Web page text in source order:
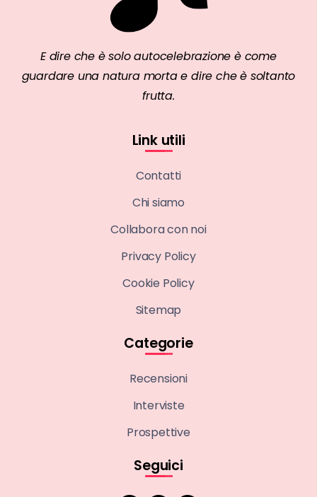
E dire che è solo autocelebrazione è come
guardare una natura morta e dire che è soltanto
frutta.
Link utili
Contatti
Chi siamo
Collabora con noi
Privacy Policy
Cookie Policy
Sitemap
Categorie
Recensioni
Interviste
Prospettive
Seguici